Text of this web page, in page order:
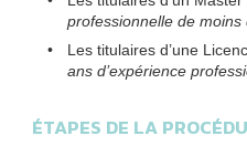
professionnelle de moins
Les titulaires d’une
ans d’expérience
ÉTAPES DE LA